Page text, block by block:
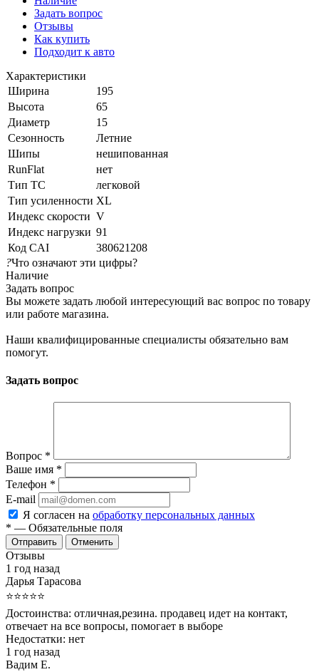
Задать вопрос
Отзывы
Как купить
Подходит к авто
Характеристики
Ширина
195
Высота
65
Диаметр
15
Сезонность
Летние
Шипы
нешипованная
RunFlat
нет
Тип ТС
легковой
Тип усиленности XL
Индекс скорости V
Индекс нагрузки 91
Код CAI
380621208
?Что означают эти цифры?
Наличие
Задать вопрос
Вы можете задать любой интересующий вас вопрос по товару
или работе магазина.
Наши квалифицированные специалисты обязательно вам
помогут.
Задать вопрос
Вопрос *
Ваше имя *
Телефон *
E-mail
Я согласен на обработку персональных данных
* — Обязательные поля
Отменить
Отзывы
1 год назад
Дарья Тарасова
⭐⭐⭐⭐⭐
Достоинства: отличная,резина. продавец идет на контакт,
отвечает на все вопросы, помогает в выборе
Недостатки: нет
1 год назад
Вадим Е.